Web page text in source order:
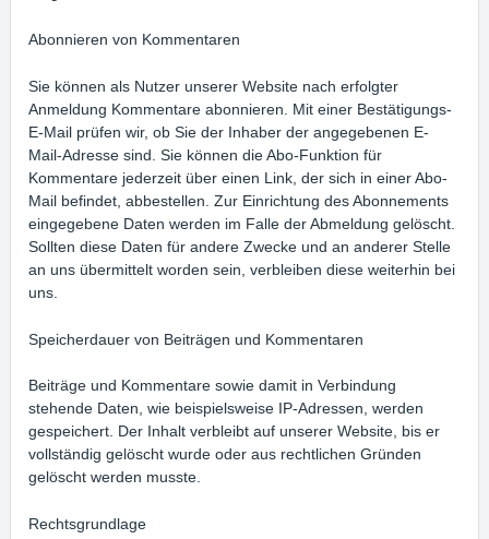
Abonnieren von Kommentaren
Sie können als Nutzer unserer Website nach erfolgter
Anmeldung Kommentare abonnieren. Mit einer Bestätigungs-
E-Mail prüfen wir, ob Sie der Inhaber der angegebenen E-
Mail-Adresse sind. Sie können die Abo-Funktion für
Kommentare jederzeit über einen Link, der sich in einer Abo-
Mail befindet, abbestellen. Zur Einrichtung des Abonnements
eingegebene Daten werden im Falle der Abmeldung gelöscht.
Sollten diese Daten für andere Zwecke und an anderer Stelle
an uns übermittelt worden sein, verbleiben diese weiterhin bei
uns.
Speicherdauer von Beiträgen und Kommentaren
Beiträge und Kommentare sowie damit in Verbindung
stehende Daten, wie beispielsweise IP-Adressen, werden
gespeichert. Der Inhalt verbleibt auf unserer Website, bis er
vollständig gelöscht wurde oder aus rechtlichen Gründen
gelöscht werden musste.
Rechtsgrundlage